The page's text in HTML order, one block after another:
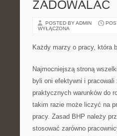
ZADOWALAĆ
POSTED BY ADMIN
WYŁĄCZONA
Każdy marzy o pracy, która
Najmocniejszą stroną
byli oni efektywni i
praktycznych warunków do
takim razie może liczyć na
pracy. Zasad BHP należy
stosować zarówno